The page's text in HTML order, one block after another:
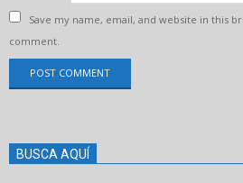
Save my name, email, and website in this
comment.
BUSCA AQUÍ